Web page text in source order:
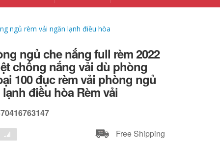
ngủ rèm vải ngăn lạnh điều hòa
ngủ che nắng full rèm 2022
chống nắng vải dù phòng
100 đục rèm vải phòng ngủ
điều hòa Rèm vải
Free Shipping